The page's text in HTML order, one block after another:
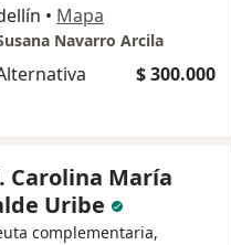
• Mapa
Navarro Arcila
$ 300.000
Carolina María
Uribe
complementaria,